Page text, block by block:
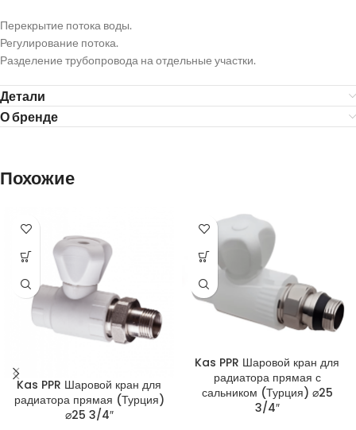
Перекрытие потока воды.
Регулирование потока.
Разделение трубопровода на отдельные участки.
Детали
О бренде
Похожие
Kas PPR Шаровой кран для
радиатора прямая (Турция)
⌀25 3/4″
Kas PPR Шаровой кран для
радиатора прямая с
сальником (Турция) ⌀25
3/4″